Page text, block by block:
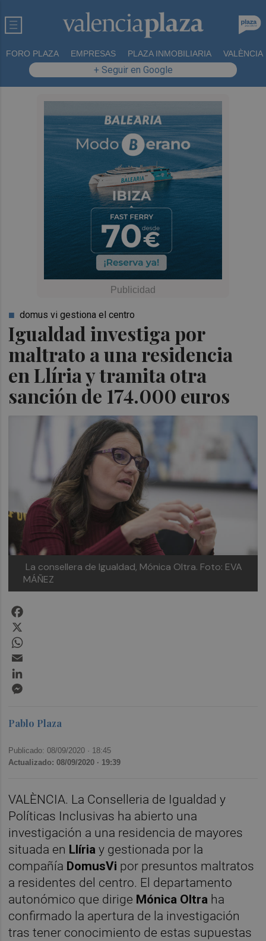
FORO PLAZA EMPRESAS PLAZA INMOBILIARIA VALÈNCIA
+ Seguir en Google
Igualdad investiga por
maltrato a una residencia
en Llíria y tramita otra
sanción de 174.000 euros
domus vi gestiona el centro
La consellera de Igualdad, Mónica Oltra. Foto: EVA
MÁÑEZ
Pablo Plaza
Publicado: 08/09/2020 · 18:45
Actualizado: 08/09/2020 · 19:39
VALÈNCIA. La Conselleria de Igualdad y
Políticas Inclusivas ha abierto una
investigación a una residencia de mayores
situada en Llíriay gestionada por la
compañía DomusVi por presuntos maltratos
a residentes del centro. El departamento
autonómico que dirige Mónica Oltra ha
confirmado la apertura de la investigación
tras tener conocimiento de estas supuestas